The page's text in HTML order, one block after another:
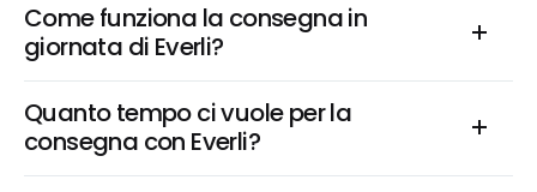
Come funziona la consegna in
giornata di Everli?
Quanto tempo ci vuole per la
consegna con Everli?